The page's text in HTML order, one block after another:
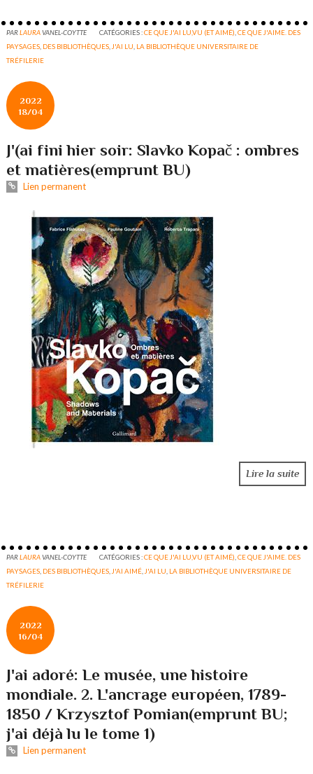
PARLAURAVANEL-COYTTE CATÉGORIES :CE QUE J'AI LU,VU (ET AIMÉ) ,CE QUE J'AIME. DES
PAYSAGES DES BIBLIOTHÈQUES J'AI LU LA BIBLIOTHÈQUE UNIVERSITAIRE DE
TRÉFILERIE
2022
18/04
J'(ai fini hier soir: Slavko Kopač : ombres
et matières(emprunt BU)
Lien permanent
Lire la suite
PARLAURAVANEL-COYTTE CATÉGORIES :CE QUE J'AI LU,VU (ET AIMÉ) ,CE QUE J'AIME. DES
PAYSAGES DES BIBLIOTHÈQUES J'AI AIMÉ J'AI LU LA BIBLIOTHÈQUE UNIVERSITAIRE DE
TRÉFILERIE
2022
16/04
J'ai adoré: Le musée, une histoire
mondiale. 2. L'ancrage européen, 1789-
1850 / Krzysztof Pomian(emprunt BU;
j'ai déjà lu le tome 1)
Lien permanent